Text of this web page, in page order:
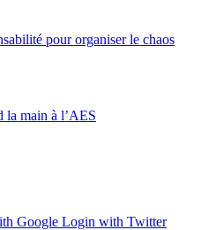
pour organiser le chaos
la main à l’AES
Google Login with Twitter